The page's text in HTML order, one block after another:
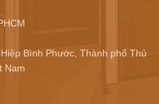
Bình Phước, Thành phố Thủ
Nam